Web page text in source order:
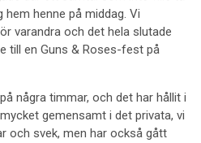
hem henne på middag. Vi
varandra och det hela slutade
till en Guns & Roses-fest på
några timmar, och det har hållit i
gemensamt i det privata, vi
och svek, men har också gått